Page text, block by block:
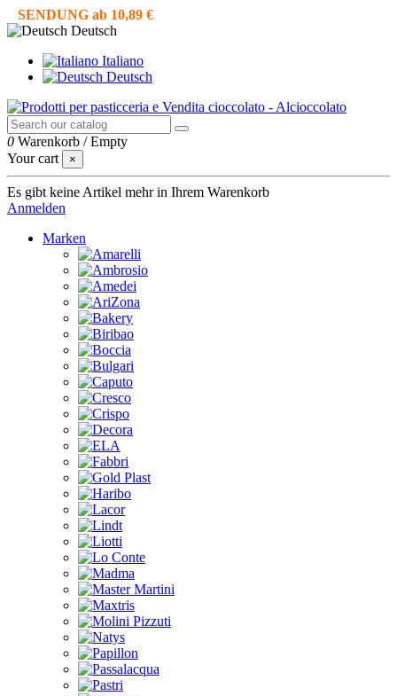
SENDUNG ab 10,89 €
Deutsch
Italiano
Deutsch
0 Warenkorb /Empty
Your cart
×
Es gibt keine Artikel mehr in Ihrem Warenkorb
Anmelden
Marken